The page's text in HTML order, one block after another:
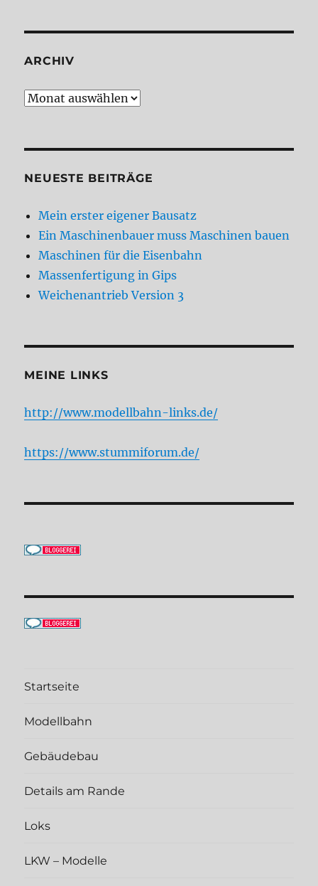
ARCHIV
Archiv
NEUESTE BEITRÄGE
Mein erster eigener Bausatz
Ein Maschinenbauer muss Maschinen bauen
Maschinen für die Eisenbahn
Massenfertigung in Gips
Weichenantrieb Version 3
MEINE LINKS
http://www.modellbahn-links.de/
https://www.stummiforum.de/
Startseite
Modellbahn
Gebäudebau
Details am Rande
Loks
LKW – Modelle